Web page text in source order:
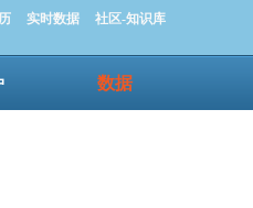
实时数据 社区-知识库
数据